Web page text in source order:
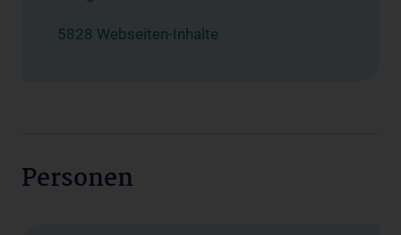
5828 Webseiten-Inhalte
Personen